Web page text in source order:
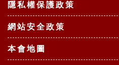
隱私權保護政策
網站安全政策
本會地圖